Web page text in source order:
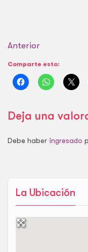
La Ubicación
socialización en el
siendo un recurso
importante para…
Anterior
Comparte esto:
Deja una
Debe haber ingresado